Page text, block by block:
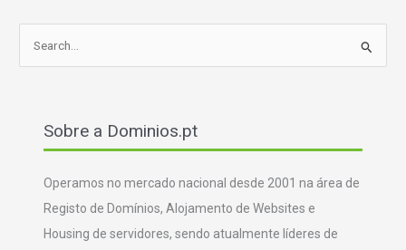
Sobre a Dominios.pt
Operamos no mercado nacional desde 2001 na área de
Registo de Domínios, Alojamento de Websites e
Housing de servidores, sendo atualmente líderes de